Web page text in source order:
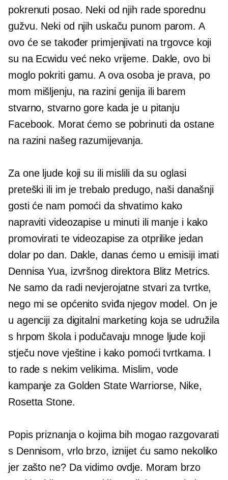
pokrenuti posao. Neki od njih rade sporednu
gužvu. Neki od njih uskaču punom parom. A
ovo će se također primjenjivati ​​na trgovce koji
su na Ecwidu već neko vrijeme. Dakle, ovo bi
moglo pokriti gamu. A ova osoba je prava, po
mom mišljenju, na razini genijaili barem
stvarno, stvarno gore kada je u pitanju
Facebook. Morat ćemo se pobrinuti da ostane
na razini našeg razumijevanja.
Za one ljude koji su ili mislili da su oglasi
preteški ili im je trebalo predugo, naši današnji
gosti će nam pomoći da shvatimo kako
napraviti videozapise u minuti ili manje i kako
promovirati te videozapise za otprilike jedan
dolar po dan. Dakle, danas ćemo u emisiji imati
Dennisa Yua, izvršnog direktora Blitz Metrics.
Ne samo da radi nevjerojatne stvari za tvrtke,
nego mi se općenito sviđa njegov model. On je
u agenciji za digitalni marketing koja se udružila
s hrpom škola i podučavaju mnoge ljude koji
stječu nove vještine i kako pomoći tvrtkama. I
to rade s nekim velikima. Mislim, vode
kampanje za Golden State Warriorse, Nike,
Rosetta Stone.
Popis priznanja o kojima bih mogao razgovarati
s Dennisom, vrlo brzo, iznijet ću samo nekoliko
jer zašto ne? Da vidimo ovdje. Moram brzo